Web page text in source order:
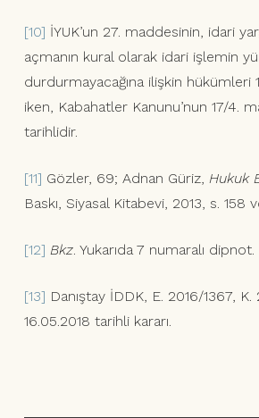
[10] İYUK’un 27. maddesinin, idari
açmanın kural olarak idari işlemin
durdurmayacağına ilişkin hükümleri
iken, Kabahatler Kanunu’nun 17/4.
tarihlidir.
[11] Gözler, 69; Adnan Güriz, Hukuk
Baskı, Siyasal Kitabevi, 2013, s. 158
[12] Bkz. Yukarıda 7 numaralı dipnot.
[13] Danıştay İDDK, E. 2016/1367, K.
16.05.2018 tarihli kararı.